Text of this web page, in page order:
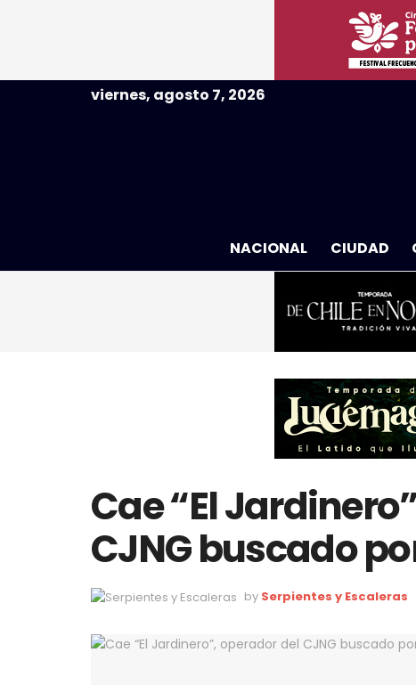
viernes, agosto 7, 2026
NACIONAL CIUDAD
Cae “El
CJNG buscado
by Serpientes y Escaleras